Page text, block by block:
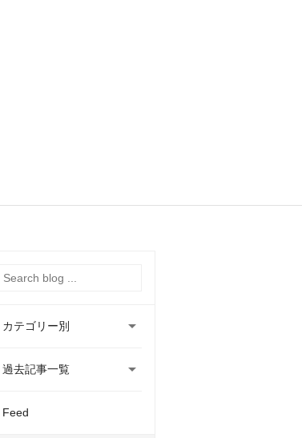
カテゴリー別 
過去記事一覧 
Feed